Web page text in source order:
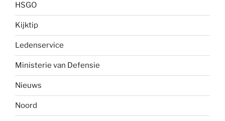
HSGO
Kijktip
Ledenservice
Ministerie van Defensie
Nieuws
Noord